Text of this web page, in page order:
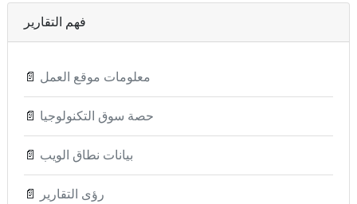
فهم التقارير
📄 معلومات موقع العمل
📄 حصة سوق التكنولوجيا
📄 بيانات نطاق الويب
📄 رؤى التقارير